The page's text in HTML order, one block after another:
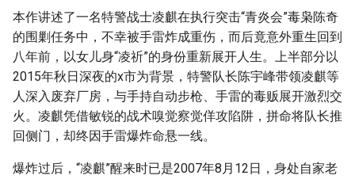
本作讲述了一名特警战士凌麒在执行突击“青炎会”毒枭陈奇
的围剿任务中，不幸被手雷炸成重伤，而后竟意外重生回到
八年前，以女儿身“凌祈”的身份重新展开人生。上半部分以
2015年秋日深夜的x市为背景，特警队长陈宇峰带领凌麒等
人深入废弃厂房，与手持自动步枪、手雷的毒贩展开激烈交
火。凌麒凭借敏锐的战术嗅觉察觉佯攻陷阱，拼命将队长推
回侧门，却终因手雷爆炸命悬一线。
爆炸过后，“凌麒”醒来时已是2007年8月12日，身处自家老